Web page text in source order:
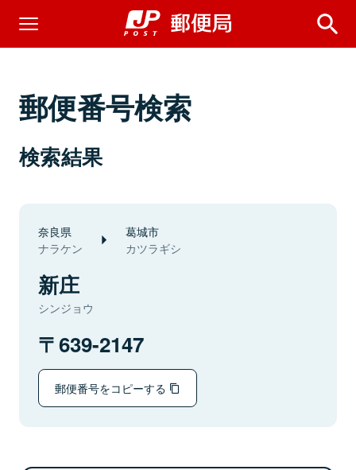
郵便番号検索
検索結果
奈良県
ナラケン
葛城市
カツラギシ
新庄
シンジョウ
639-2147
郵便番号をコピーする